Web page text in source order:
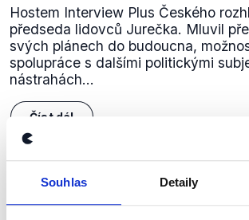
Souhlas Detaily
Hostem Interview Plus Českého
předseda lidovců Jurečka. Mluvil
svých plánech do budoucna,
spolupráce s dalšími politickými
nástrahách...
Číst dál
Zůstaňme v kontaktu